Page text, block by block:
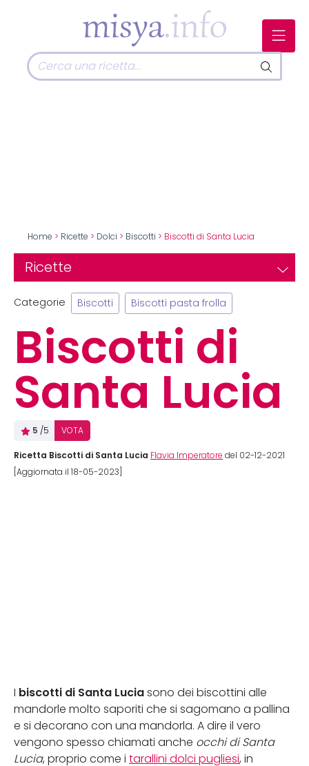
Home > Ricette > Dolci > Biscotti > Biscotti di Santa Lucia
Ricette
Categorie Biscotti Biscotti pasta frolla
Biscotti di
Santa Lucia
5 /5 VOTA
Ricetta Biscotti di Santa Lucia Flavia Imperatore del 02-12-2021
[Aggiornata il 18-05-2023]
I biscotti di Santa Lucia sono dei biscottini alle
mandorle molto saporiti che si sagomano a pallina
e si decorano con una mandorla. A dire il vero
vengono spesso chiamati anche occhi di Santa
Lucia, proprio come i tarallini dolci pugliesi, in